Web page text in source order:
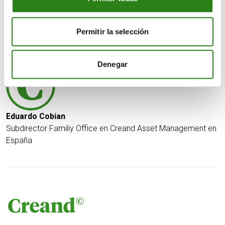
Permitir la selección
Denegar
mensaje del BCE no ha sonado tan rotundo en cuanto a
los próximos movimientos.
Escrito por
Eduardo Cobian
Subdirector Familiy Office en Creand Asset Management en
España